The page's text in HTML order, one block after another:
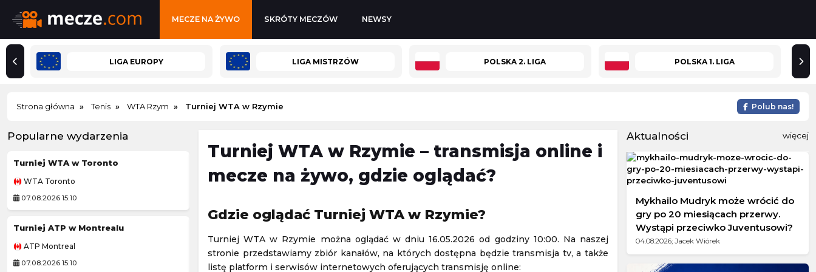
MECZE NA ŻYWO SKRÓTY MECZÓW NEWSY
LIGA EUROPY LIGA MISTRZÓW POLSKA 2. LIGA POLSKA 1. LIGA
Strona główna Tenis WTA Rzym Turniej WTA w Rzymie Polub nas!
Popularne wydarzenia
Turniej WTA w Toronto
WTA Toronto
07.08.2026 15:10
Turniej ATP w Montrealu
ATP Montreal
07.08.2026 15:10
Mecz towarzyski
Kolarstwo
07.08.2026 18:55
Challenger Grodzisk Mazowiecki
07.08.2026 16:00
Turniej WTA w Rzymie – transmisja online i
mecze na żywo, gdzie oglądać?
Gdzie oglądać Turniej WTA w Rzymie?
Turniej WTA w Rzymie można oglądać w dniu 16.05.2026 od godziny 10:00. Na naszej
stronie przedstawiamy zbiór kanałów, na których dostępna będzie transmisja tv, a także
listę platform i serwisów internetowych oferujących transmisję online:
Aktualności więcej
Mykhailo Mudryk może wrócić do
gry po 20 miesiącach przerwy.
Wystąpi przeciwko Juventusowi?
04.08.2026; Jacek Wiórek